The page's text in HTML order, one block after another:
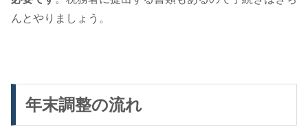
んとやりましょう。
年末調整の流れ